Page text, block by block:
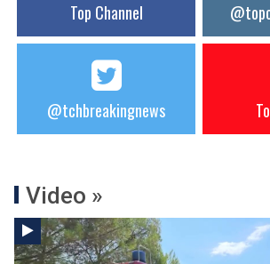
Top Channel
@tchbreakingnews
Video »